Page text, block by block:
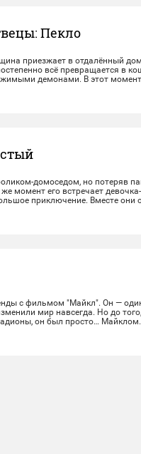
Пекло
приезжает в отдалённый
всё превращается в
демонами. В этот
домоседом, но потеряв
момент его встречает
приключение. Вместе они
с фильмом "Майкл". Он —
мир навсегда. Но до
он был просто… Майклом.
📅 Не пропустите! Приходите
великого артиста.